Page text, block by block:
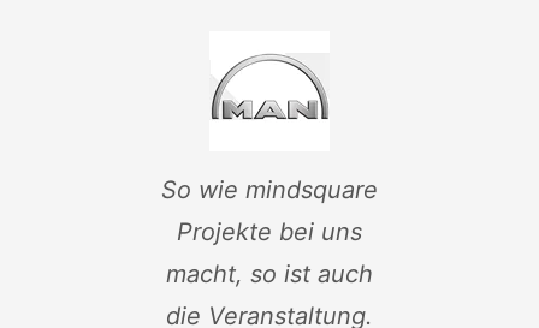
So wie mindsquare
Projekte bei uns
macht, so ist auch
die Veranstaltung.